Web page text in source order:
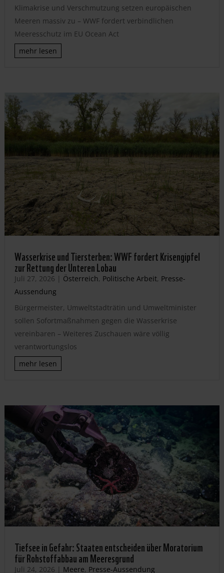
Klimakrise und Verschmutzung setzen europäischen
Meeren massiv zu – WWF fordert verbindlichen
Meeresschutz im EU Ocean Act
mehr lesen
Wasserkrise und Tiersterben: WWF fordert Krisengipfel
zur Rettung der Unteren Lobau
Juli 27, 2026 | Österreich, Politische Arbeit, Presse-
Aussendung
Bürgermeister, Umweltstadträtin und Umweltminister
sollen Sofortmaßnahmen gegen die Wasserkrise
vereinbaren – Weiteres Zuschauen wäre völlig
verantwortungslos
mehr lesen
Tiefsee in Gefahr: Staaten entscheiden über Moratorium
für Rohstoffabbau am Meeresgrund
Juli 24, 2026 | Meere, Presse-Aussendung